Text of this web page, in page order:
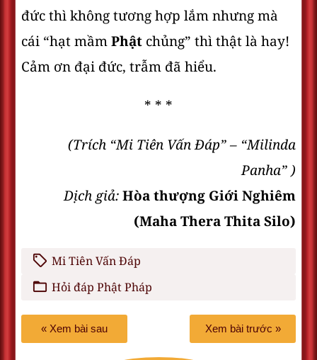
đức thì không tương hợp lắm nhưng mà
cái “hạt mầmPhật chủng” thì thật là hay!
Cảm ơn đại đức, trẫm đã hiểu.
* * *
(Trích “Mi Tiên Vấn Ðáp” – “Milinda
Panha” )
Dịch giả:Hòa thượng Giới Nghiêm
(Maha Thera Thita Silo)
Mi Tiên Vấn Đáp
Hỏi đáp Phật Pháp
« Xem bài sau Xem bài trước »